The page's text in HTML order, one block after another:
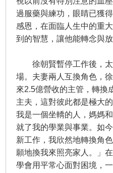
過服藥與練功，眼睛已獲
感恩，在面臨人生中的重
到的智慧，讓他能轉念與
徐朝賢暫停工作後，太
場。夫妻兩人互換角色，
來2.5億營收的主管，轉換
主夫，這對彼此都是極大
我是一個坐轎的人，媽媽
就了我的學業與事業。如
新工作，我欣然地轉換角
願地換我來照亮家人。」
學會用平常心面對困境，